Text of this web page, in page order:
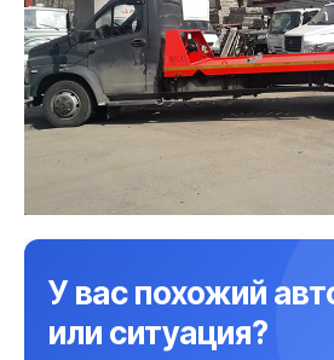
У вас похожий
или ситуация?